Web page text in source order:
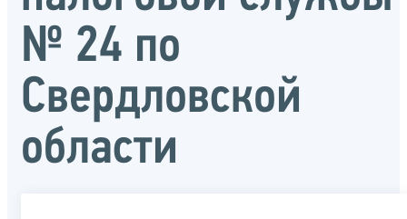
№ 24 по
Свердловской
области